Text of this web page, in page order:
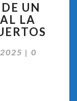
UN
LA
| 0